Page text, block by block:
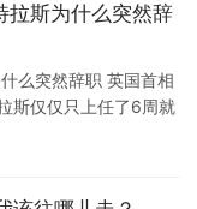
访的网红、艺…
拉斯为什么突然辞
么突然辞职 英国首相
斯仅仅只上任了6周就
税，高经济增长才能